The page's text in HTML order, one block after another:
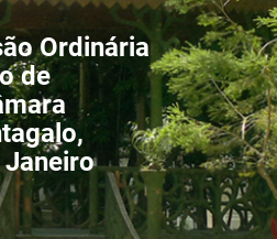
Ordinária
de
Janeiro